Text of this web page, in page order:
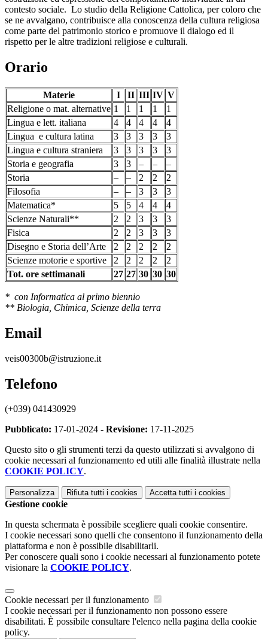
contesto sociale. Lo studio della Religione Cattolica, per coloro che
se ne avvalgano, contribuisce alla conoscenza della cultura religiosa
come parte del patrimonio storico e promuove il dialogo ed il
rispetto per le altre tradizioni religiose e culturali.
Orario
Materie I II III IV V
Religione o mat. alternative 1 1 1 1
1
Lingua e lett. italiana
4 4 4 4
4
Lingua e cultura latina
3 3 3 3
3
Lingua e cultura straniera
3 3 3 3
3
Storia e geografia
3 3 – –
–
Storia
– – 2 2
2
Filosofia
– – 3 3
3
Matematica*
5 5 4 4
4
Scienze Naturali**
2 2 3 3
3
Fisica
2 2 3 3
3
Disegno e Storia dell’Arte
2 2 2 2
2
Scienze motorie e sportive
2 2 2 2
2
Tot. ore settimanali
27 27 30 30 30
* con Informatica al primo biennio
** Biologia, Chimica, Scienze della terra
Email
veis00300b@istruzione.it
Telefono
(+039) 041430929
Pubblicato: 17-01-2024 - Revisione: 17-11-2025
Questo sito o gli strumenti terzi da questo utilizzati si avvalgono di
cookie necessari al funzionamento ed utili alle finalità illustrate nella
COOKIE POLICY.
Personalizza Rifiuta tutti i cookies Accetta tutti i cookies
Gestione cookie
In questa schermata è possibile scegliere quali cookie consentire.
I cookie necessari sono quelli che consentono il funzionamento della
piattaforma e non è possibile disabilitarli.
Per conoscere quali sono i cookie necessari al funzionamento potete
visionare la COOKIE POLICY.
Cookie necessari per il funzionamento
I cookie necessari per il funzionamento non possono essere
disabilitati. È possibile consultare l'elenco nella pagina della cookie
policy.